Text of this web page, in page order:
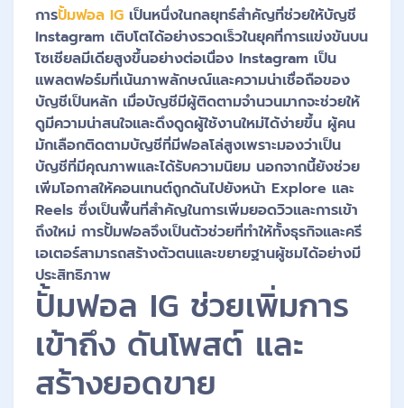
การปั้มฟอล IG เป็นหนึ่งในกลยุทธ์สำคัญที่ช่วยให้บัญชี
Instagram เติบโตได้อย่างรวดเร็วในยุคที่การแข่งขันบน
โซเชียลมีเดียสูงขึ้นอย่างต่อเนื่อง Instagram เป็น
แพลตฟอร์มที่เน้นภาพลักษณ์และความน่าเชื่อถือของ
บัญชีเป็นหลัก เมื่อบัญชีมีผู้ติดตามจำนวนมากจะช่วยให้
ดูมีความน่าสนใจและดึงดูดผู้ใช้งานใหม่ได้ง่ายขึ้น ผู้คน
มักเลือกติดตามบัญชีที่มีฟอลโล่สูงเพราะมองว่าเป็น
บัญชีที่มีคุณภาพและได้รับความนิยม นอกจากนี้ยังช่วย
เพิ่มโอกาสให้คอนเทนต์ถูกดันไปยังหน้า Explore และ
Reels ซึ่งเป็นพื้นที่สำคัญในการเพิ่มยอดวิวและการเข้า
ถึงใหม่ การปั้มฟอลจึงเป็นตัวช่วยที่ทำให้ทั้งธุรกิจและครี
เอเตอร์สามารถสร้างตัวตนและขยายฐานผู้ชมได้อย่างมี
ประสิทธิภาพ
ปั้มฟอล IG ช่วยเพิ่มการ
เข้าถึง ดันโพสต์ และ
สร้างยอดขาย